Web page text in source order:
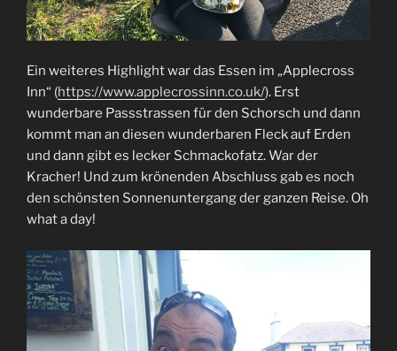
Ein weiteres Highlight war das Essen im „Applecross
Inn“ (https://www.applecrossinn.co.uk/). Erst
wunderbare Passstrassen für den Schorsch und dann
kommt man an diesen wunderbaren Fleck auf Erden
und dann gibt es lecker Schmackofatz. War der
Kracher! Und zum krönenden Abschluss gab es noch
den schönsten Sonnenuntergang der ganzen Reise. Oh
what a day!